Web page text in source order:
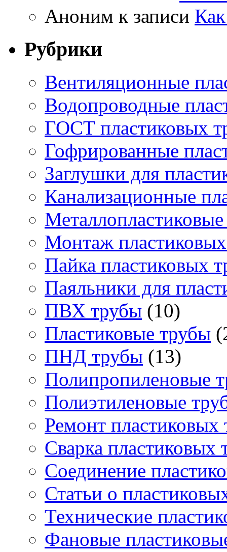
Аноним к записи
Рубрики
Вентиляционные
Водопроводные
ГОСТ пластиковых
Гофрированные
Заглушки для
Канализационные
Монтаж
Пайка пластиковых
Паяльники для
ПВХ трубы (10)
Пластиковые трубы
ПНД трубы (13)
Полипропиленовые
Полиэтиленовые
Ремонт пластиковых
Сварка пластиковых
Соединение
Статьи о
Технические
Фановые